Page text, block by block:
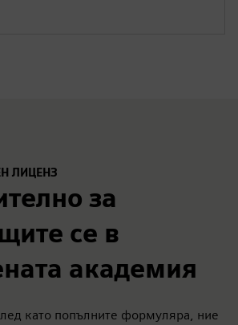
ЛИЦЕНЗ
за
се в
академия
като попълните формуляра, ние